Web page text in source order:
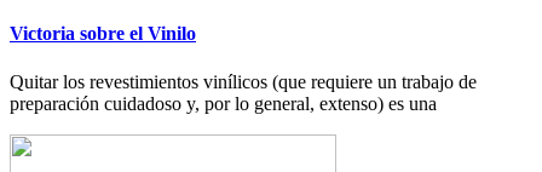
Victoria sobre el Vinilo
Quitar los revestimientos vinílicos (que requiere un trabajo de
preparación cuidadoso y, por lo general, extenso) es una